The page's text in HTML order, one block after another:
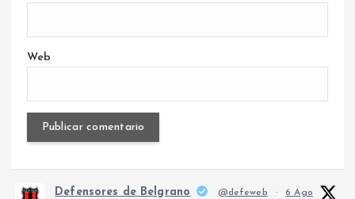
Web
Defensores de Belgrano @defeweb · 6 Ago